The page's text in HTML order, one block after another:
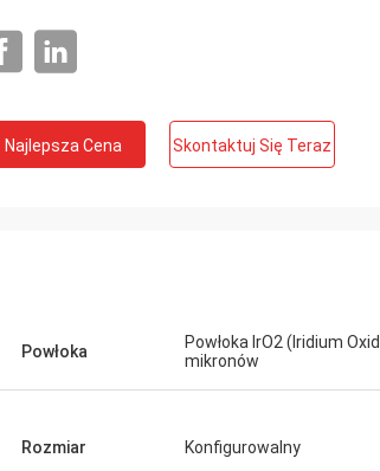
Najlepsza Cena Skontaktuj Się Teraz
Powłoka
Powłoka IrO2 (Iridium
mikronów
Rozmiar Konfigurowalny